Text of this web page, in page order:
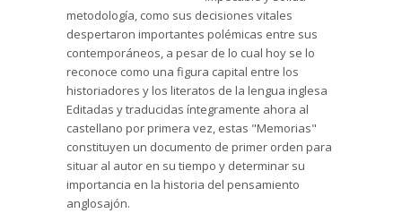
metodología, como sus decisiones vitales
despertaron importantes polémicas entre sus
contemporáneos, a pesar de lo cual hoy se lo
reconoce como una figura capital entre los
historiadores y los literatos de la lengua inglesa
Editadas y traducidas íntegramente ahora al
castellano por primera vez, estas "Memorias"
constituyen un documento de primer orden para
situar al autor en su tiempo y determinar su
importancia en la historia del pensamiento
anglosajón.